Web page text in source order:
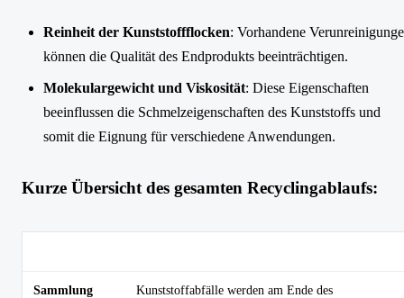
Reinheit der Kunststoffflocken: Vorhandene
können die Qualität des Endprodukts beeinträchtigen.
Molekulargewicht und Viskosität: Diese Eigenschaften
beeinflussen die Schmelzeigenschaften des Kunststoffs und
somit die Eignung für verschiedene Anwendungen.
Kurze Übersicht des gesamten Recyclingablaufs:
Sammlung
Kunststoffabfälle werden am Ende des